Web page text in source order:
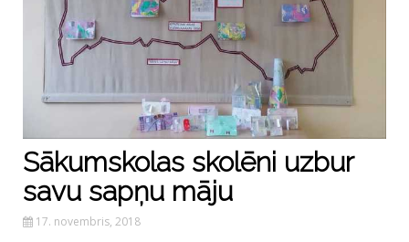
Sākumskolas skolēni uzbur
savu sapņu māju
17. novembris, 2018